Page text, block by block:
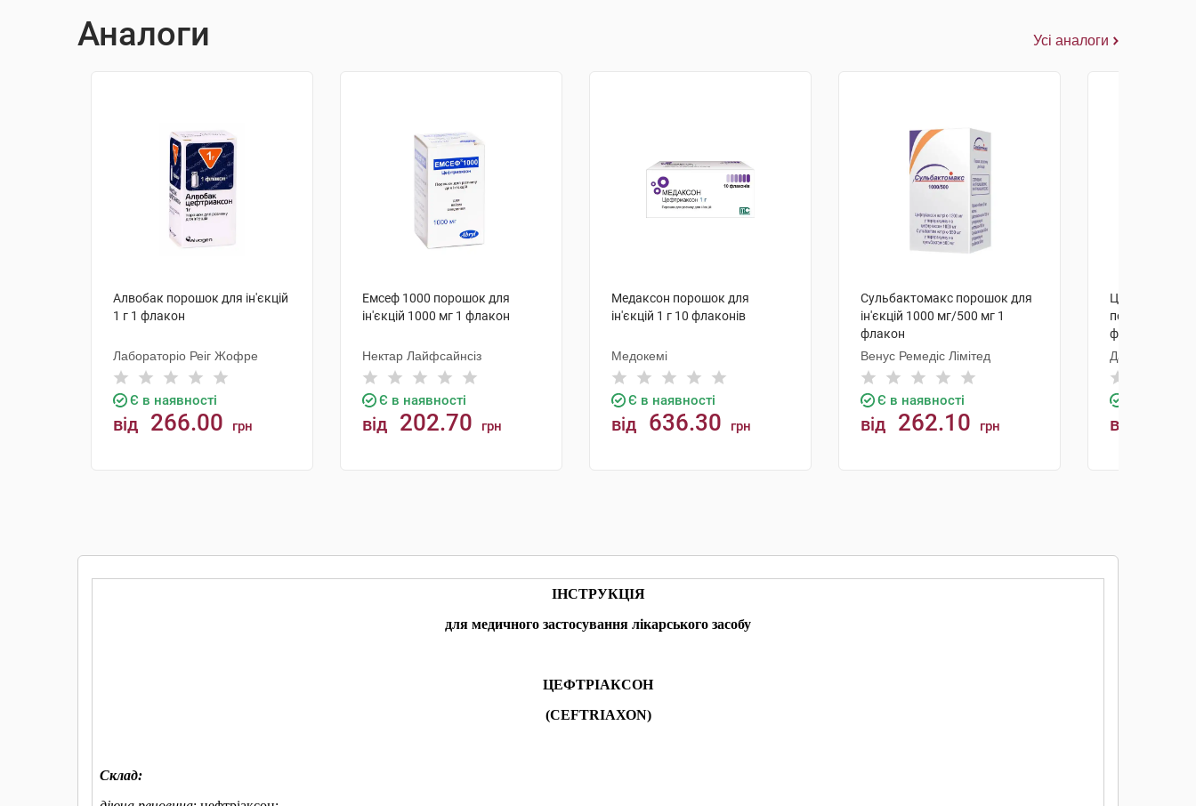
Аналоги Усі аналоги
Алвобак порошок для ін'єкцій
1 г 1 флакон
Лабораторіо Реіг Жофре
Є в наявності
від 266.00 грн
Емсеф 1000 порошок для
ін'єкцій 1000 мг 1 флакон
Нектар Лайфсайнсіз
Є в наявності
від 202.70 грн
Медаксон порошок для
ін'єкцій 1 г 10 флаконів
Медокемі
Є в наявності
від 636.30 грн
Сульбактомакс порошок для
ін'єкцій 1000 мг/500 мг 1
флакон
Венус Ремедіс Лімітед
Є в наявності
від 262.10 грн
Цефтриаксон
порошок для
флаконів
Дарниця ФФ
від